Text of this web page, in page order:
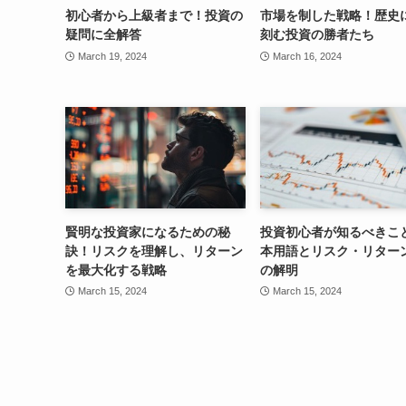
初心者から上級者まで！投資の
疑問に全解答
March 19, 2024
市場を制した戦略！歴史
刻む投資の勝者たち
March 16, 2024
賢明な投資家になるための秘
訣！リスクを理解し、リターン
を最大化する戦略
March 15, 2024
投資初心者が知るべきこ
本用語とリスク・リター
の解明
March 15, 2024